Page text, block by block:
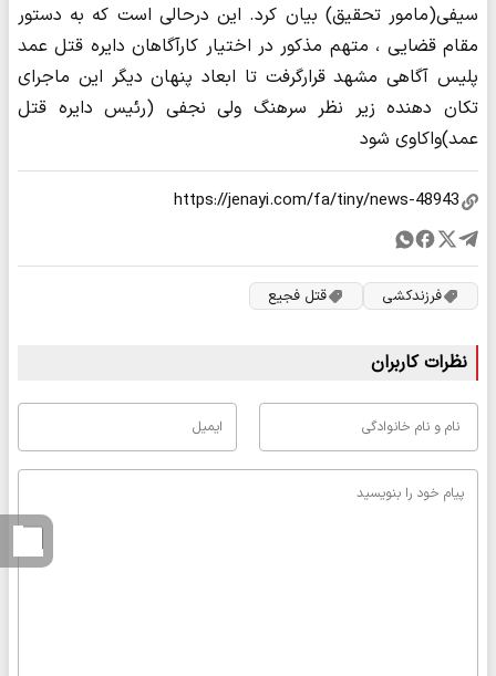
سیفی(مامور تحقیق) بیان کرد. این درحالی است که به دستور
مقام قضایی ، متهم مذکور در اختیار کارآگاهان دایره قتل عمد
پلیس آگاهی مشهد قرارگرفت تا ابعاد پنهان دیگر این ماجرای
تکان دهنده زیر نظر سرهنگ ولی نجفی (رئیس دایره قتل
عمد)واکاوی شود
فرزندکشی قتل فجیع
نظرات کاربران